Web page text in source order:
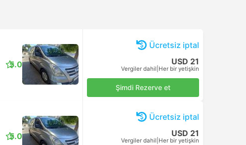
5.0
Ücretsiz iptal
USD 21
Vergiler dahil Her bir yetişkin
Şimdi Rezerve et
5.0
Ücretsiz iptal
USD 21
Vergiler dahil Her bir yetişkin